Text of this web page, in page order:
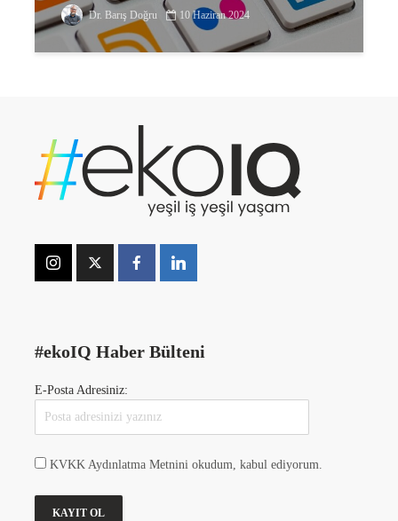
Dr. Barış Doğru 10 Haziran 2024
#ekoIQ Haber Bülteni
E-Posta Adresiniz:
KVKK Aydınlatma Metnini okudum, kabul ediyorum.